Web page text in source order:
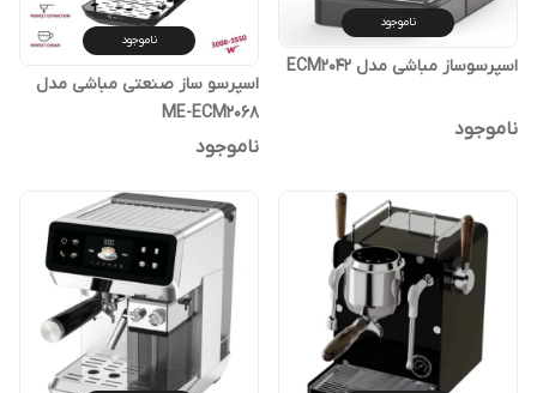
ناموجود
اسپرسوساز مباشی مدل ECM2042
ناموجود
ناموجود
اسپرسو ساز صنعتی مباشی مدل
ME-ECM2068
ناموجود